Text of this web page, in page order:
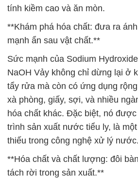
tính kiềm cao và ăn mòn.
**Khám phá hóa chất: đưa ra
mạnh ẩn sau vật chất.**
Sức mạnh của Sodium
NaOH Vảy không chỉ dừng lại ở
tẩy rửa mà còn có ứng dụng
xà phòng, giấy, sợi, và nhiều
hóa chất khác. Đặc biệt, nó
trình sản xuất nước tiểu ly, là
thiếu trong công nghệ xử lý nước.
**Hóa chất và chất lượng: đôi
tách rời trong sản xuất.**